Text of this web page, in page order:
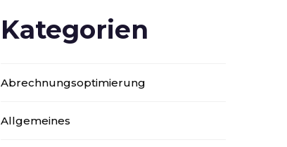
Kategorien
Abrechnungsoptimierung
Allgemeines